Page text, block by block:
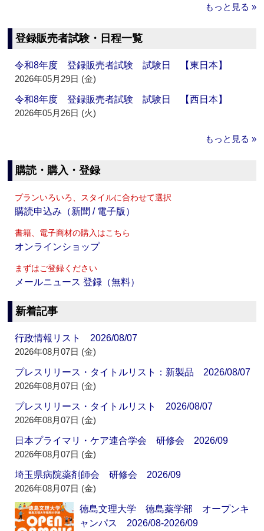
もっと見る »
登録販売者試験・日程一覧
令和8年度 登録販売者試験 試験日 【東日本】
2026年05月29日 (金)
令和8年度 登録販売者試験 試験日 【西日本】
2026年05月26日 (火)
もっと見る »
購読・購入・登録
プランいろいろ、スタイルに合わせて選択
購読申込み（新聞 / 電子版）
書籍、電子商材の購入はこちら
オンラインショップ
まずはご登録ください
メールニュース 登録（無料）
新着記事
行政情報リスト 2026/08/07
2026年08月07日 (金)
プレスリリース・タイトルリスト：新製品 2026/08/07
2026年08月07日 (金)
プレスリリース・タイトルリスト 2026/08/07
2026年08月07日 (金)
日本プライマリ・ケア連合学会 研修会 2026/09
2026年08月07日 (金)
埼玉県病院薬剤師会 研修会 2026/09
2026年08月07日 (金)
徳島文理大学 徳島薬学部 オープンキ
ャンパス 2026/08-2026/09